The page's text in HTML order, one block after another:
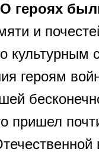
О героях
и
культурным
героям
пришел